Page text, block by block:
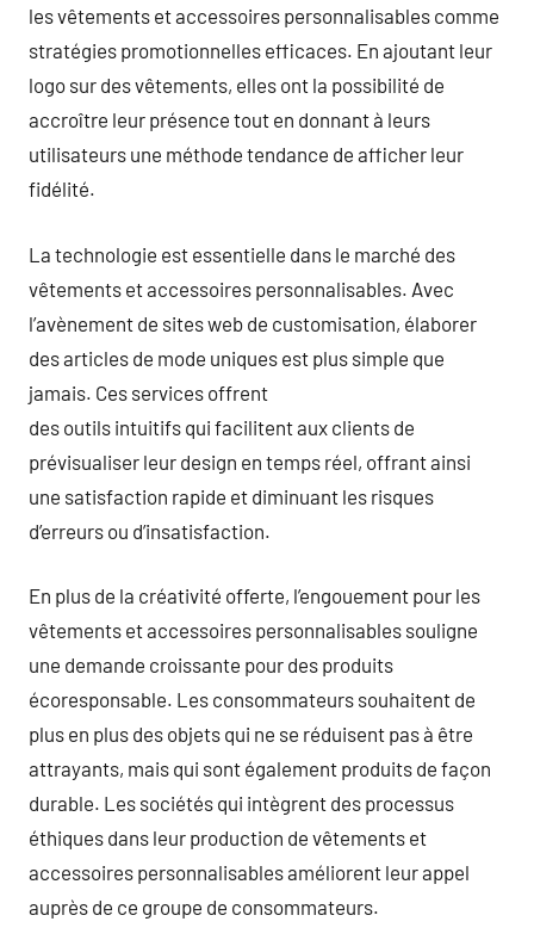
les vêtements et accessoires personnalisables comme
stratégies promotionnelles efficaces. En ajoutant leur
logo sur des vêtements, elles ont la possibilité de
accroître leur présence tout en donnant à leurs
utilisateurs une méthode tendance de afficher leur
fidélité.
La technologie est essentielle dans le marché des
vêtements et accessoires personnalisables. Avec
l’avènement de sites web de customisation, élaborer
des articles de mode uniques est plus simple que
jamais. Ces services offrent
des outils intuitifs qui facilitent aux clients de
prévisualiser leur design en temps réel, offrant ainsi
une satisfaction rapide et diminuant les risques
d’erreurs ou d’insatisfaction.
En plus de la créativité offerte, l’engouement pour les
vêtements et accessoires personnalisables souligne
une demande croissante pour des produits
écoresponsable. Les consommateurs souhaitent de
plus en plus des objets qui ne se réduisent pas à être
attrayants, mais qui sont également produits de façon
durable. Les sociétés qui intègrent des processus
éthiques dans leur production de vêtements et
accessoires personnalisables améliorent leur appel
auprès de ce groupe de consommateurs.